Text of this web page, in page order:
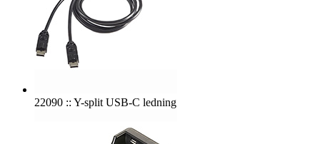
22090 :: Y-split USB-C ledning